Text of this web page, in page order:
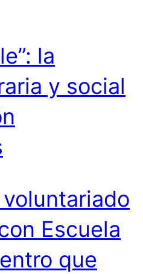
la
y social
Escuela
que